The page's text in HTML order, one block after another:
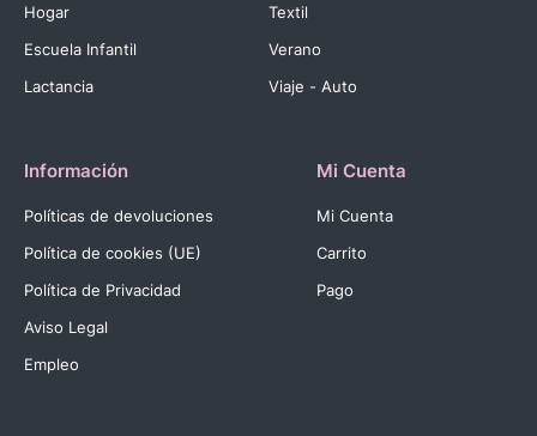
Hogar
Escuela Infantil
Lactancia
Textil
Verano
Viaje - Auto
Información
Políticas de devoluciones
Política de cookies (UE)
Política de Privacidad
Aviso Legal
Empleo
Mi Cuenta
Mi Cuenta
Carrito
Pago